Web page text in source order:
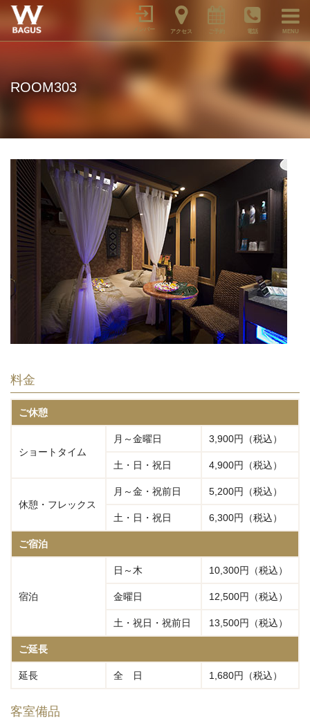
メンバー アクセス 電話 MENU
ROOM303
料金
ご休憩
ショートタイム
月～金曜日 3,900円（税込）
土・日・祝日 4,900円（税込）
休憩・フレックス
月～金・祝前日 5,200円（税込）
土・日・祝日 6,300円（税込）
ご宿泊
宿泊
日～木 10,300円（税込）
金曜日 12,500円（税込）
土・祝日・祝前日 13,500円（税込）
ご延長
延長 全 日 1,680円（税込）
客室備品